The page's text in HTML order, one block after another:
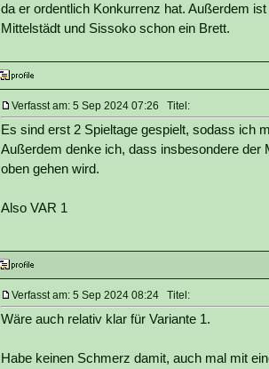
da er ordentlich Konkurrenz hat. Außerdem
Mittelstädt und Sissoko schon ein Brett.
Verfasst am: 5 Sep 2024 07:26 Titel:
Es sind erst 2 Spieltage gespielt, sodass ich
Außerdem denke ich, dass insbesondere
oben gehen wird.
Also VAR 1
Verfasst am: 5 Sep 2024 08:24 Titel:
Wäre auch relativ klar für Variante 1.
Habe keinen Schmerz damit, auch mal mit